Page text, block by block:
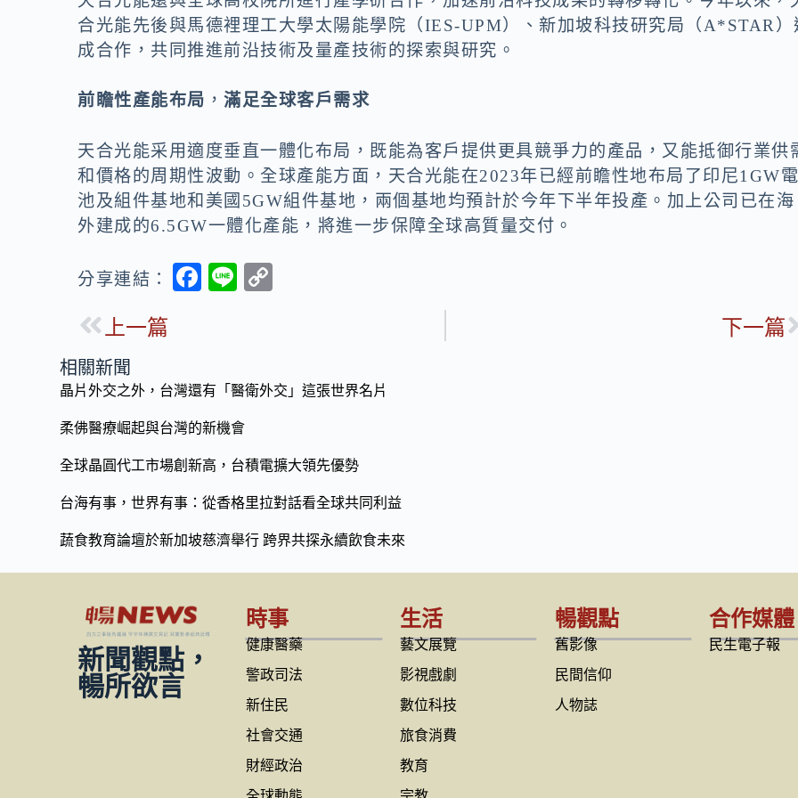
合光能先後與馬德裡理工大學太陽能學院（IES-UPM）、新加坡科技研究局（A*STAR）
成合作，共同推進前沿技術及量產技術的探索與研究。
前瞻性產能布局 ，滿足全球客戶需求
天合光能采用適度垂直一體化布局，既能為客戶提供更具競爭力的產品，又能抵御行業供
和價格的周期性波動。全球產能方面，天合光能在2023年已經前瞻性地布局了印尼1GW電
池及組件基地和美國5GW組件基地，兩個基地均預計於今年下半年投產。加上公司已在海
外建成的6.5GW一體化產能，將進一步保障全球高質量交付。
分享連結：
F
o
o
Li
Li
上一篇 下一篇
相關新聞
晶片外交之外，台灣還有「醫衛外交」這張世界名片
柔佛醫療崛起與台灣的新機會
全球晶圓代工市場創新高，台積電擴大領先優勢
台海有事，世界有事：從香格里拉對話看全球共同利益
蔬食教育論壇於新加坡慈濟舉行 跨界共探永續飲食未來
新聞觀點，
暢所欲言
時事
健康醫藥
警政司法
新住民
社會交通
財經政治
生活
藝文展覽
影視戲劇
數位科技
旅食消費
教育
暢觀點
舊影像
民間信仰
人物誌
合作媒體
民生電子報